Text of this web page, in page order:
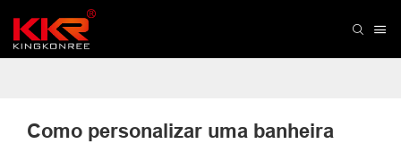
Como personalizar uma banheira